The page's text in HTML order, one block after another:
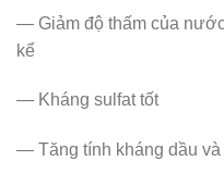
— Giảm độ thấm của
kể
— Kháng sulfat tốt
— Tăng tính kháng dầu và